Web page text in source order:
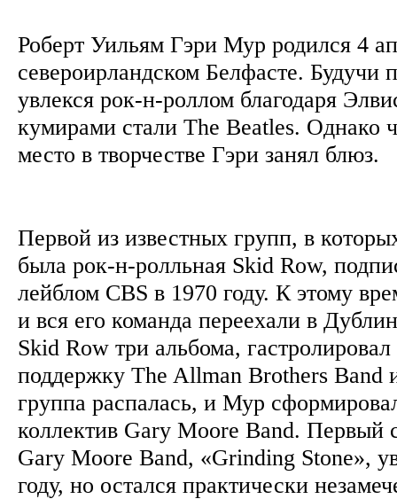
Роберт Уильям Гэри Мур родился 4
североирландском Белфасте. Будучи
увлекся рок-н-роллом благодаря
кумирами стали The Beatles. Однако
место в творчестве Гэри занял блюз.
Первой из известных групп, в
была рок-н-ролльная Skid Row,
лейблом CBS в 1970 году. К этому
и вся его команда переехали в
Skid Row три альбома,
поддержку The Allman Brothers Band
группа распалась, и Мур
коллектив Gary Moore Band. Первый
Gary Moore Band, «Grinding Stone»,
году, но остался практически